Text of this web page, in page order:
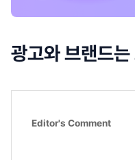
광고와 브랜드
Editor's Comment